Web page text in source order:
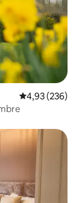
Évaluation
4,93 (236)